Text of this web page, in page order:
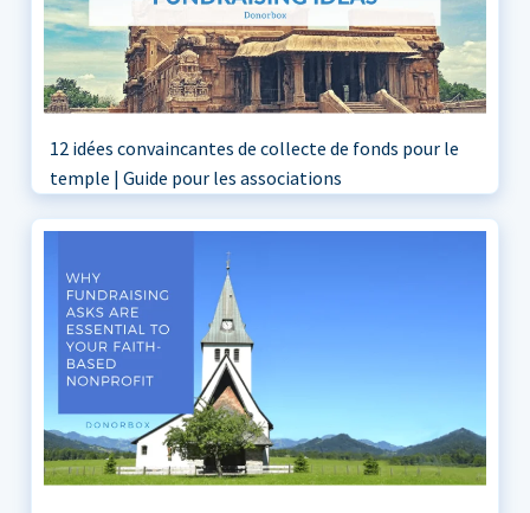
12 idées convaincantes de collecte de fonds pour le
temple | Guide pour les associations